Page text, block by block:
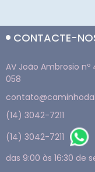
CONTACTE-
AV João Ambrosio
058
(14) 3042-7211
(14) 3042-7211
das 9:00 às 16:30 de